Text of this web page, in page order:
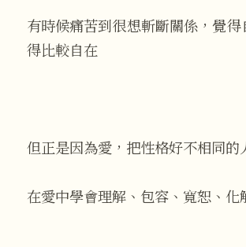
有時候痛苦到很想斬斷關係，覺得
得比較自在
但正是因為愛，把性格好不相同的
在愛中學會理解、包容、寬恕、化